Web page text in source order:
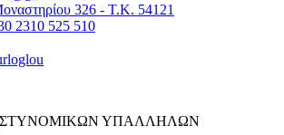
326 - Τ.Κ. 54121
2310 525 510
ΥΠΑΛΛΗΛΩΝ